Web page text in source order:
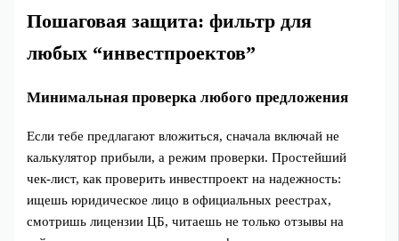
Пошаговая защита: фильтр для
любых “инвестпроектов”
Минимальная проверка любого предложения
Если тебе предлагают вложиться, сначала включай не
калькулятор прибыли, а режим проверки. Простейший
чек-лист, как проверить инвестпроект на надежность:
ищешь юридическое лицо в официальных реестрах,
смотришь лицензии ЦБ, читаешь не только отзывы на